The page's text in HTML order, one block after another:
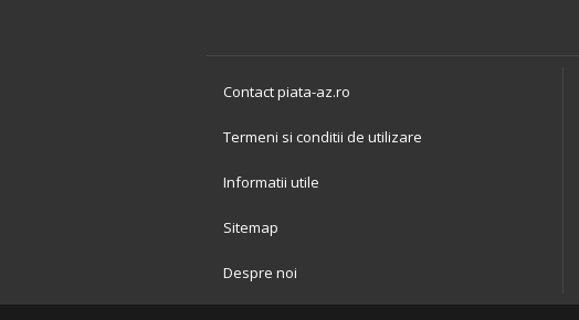
Contact piata-az.ro
Termeni si conditii de utilizare
Informatii utile
Sitemap
Despre noi